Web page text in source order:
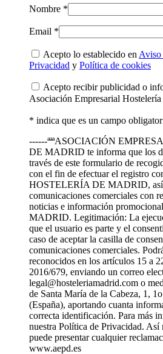
Nombre *
Email *
Acepto lo establecido en Aviso
Privacidad y Política de cookies
Acepto recibir publicidad o
Asociación Empresarial
* indica que es un campo
------ªªªASOCIACIÓN
DE MADRID te informa que los
través de este formulario de
con el fin de efectuar el registro
HOSTELERÍA DE MADRID, así
comunicaciones comerciales con
noticias e información
MADRID. Legitimación: La
que el usuario es parte y el
caso de aceptar la casilla de
comunicaciones comerciales.
reconocidos en los artículos 15 a
2016/679, enviando un correo
legal@hosteleriamadrid.com o
de Santa María de la Cabeza, 1,
(España), aportando cuanta
correcta identificación. Para más
nuestra Política de Privacidad. Así
puede presentar cualquier
www.aepd.es